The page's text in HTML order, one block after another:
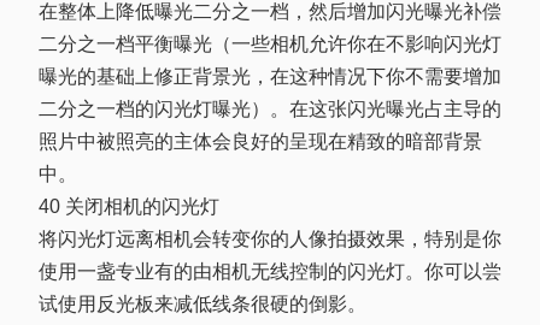
在整体上降低曝光二分之一档，然后增加闪光曝光补偿
二分之一档平衡曝光（一些相机允许你在不影响闪光灯
曝光的基础上修正背景光，在这种情况下你不需要增加
二分之一档的闪光灯曝光）。在这张闪光曝光占主导的
照片中被照亮的主体会良好的呈现在精致的暗部背景
中。
40 关闭相机的闪光灯
将闪光灯远离相机会转变你的人像拍摄效果，特别是你
使用一盏专业有的由相机无线控制的闪光灯。你可以尝
试使用反光板来减低线条很硬的倒影。